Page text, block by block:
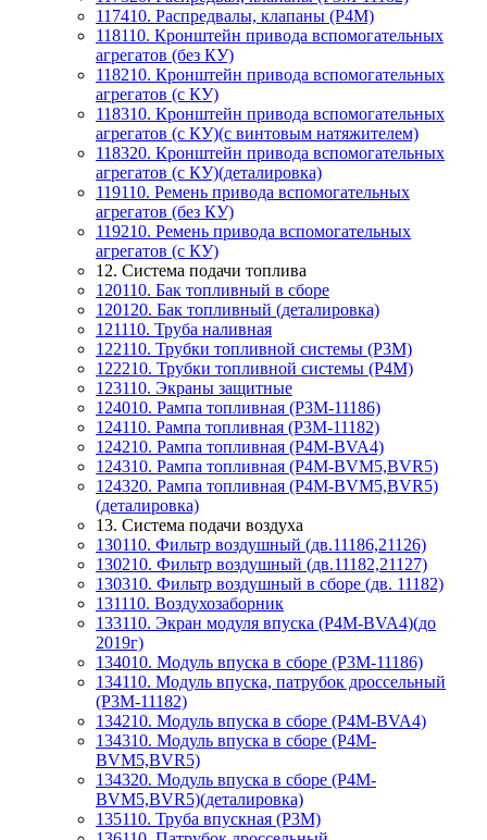
117410. Распредвалы, клапаны (P4M)
118110. Кронштейн привода вспомогательных
агрегатов (без КУ)
118210. Кронштейн привода вспомогательных
агрегатов (с КУ)
118310. Кронштейн привода вспомогательных
агрегатов (с КУ)(с винтовым натяжителем)
118320. Кронштейн привода вспомогательных
агрегатов (с КУ)(деталировка)
119110. Ремень привода вспомогательных
агрегатов (без КУ)
119210. Ремень привода вспомогательных
агрегатов (с КУ)
12. Система подачи топлива
120110. Бак топливный в сборе
120120. Бак топливный (деталировка)
121110. Труба наливная
122110. Трубки топливной системы (P3M)
122210. Трубки топливной системы (P4M)
123110. Экраны защитные
124010. Рампа топливная (P3M-11186)
124110. Рампа топливная (P3M-11182)
124210. Рампа топливная (P4M-BVA4)
124310. Рампа топливная (P4M-BVM5,BVR5)
124320. Рампа топливная (P4M-BVM5,BVR5)
(деталировка)
13. Система подачи воздуха
130110. Фильтр воздушный (дв.11186,21126)
130210. Фильтр воздушный (дв.11182,21127)
130310. Фильтр воздушный в сборе (дв. 11182)
131110. Воздухозаборник
133110. Экран модуля впуска (P4M-BVA4)(до
2019г)
134010. Модуль впуска в сборе (P3M-11186)
134110. Модуль впуска, патрубок дроссельный
(P3M-11182)
134210. Модуль впуска в сборе (P4M-BVA4)
134310. Модуль впуска в сборе (P4M-
BVM5,BVR5)
134320. Модуль впуска в сборе (P4M-
BVM5,BVR5)(деталировка)
135110. Труба впускная (P3M)